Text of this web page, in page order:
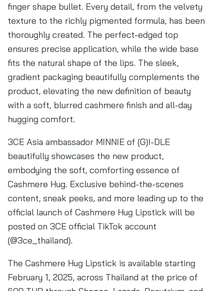
finger shape bullet. Every detail, from the velvety
texture to the richly pigmented formula, has been
thoroughly created. The perfect-edged top
ensures precise application, while the wide base
fits the natural shape of the lips. The sleek,
gradient packaging beautifully complements the
product, elevating the new definition of beauty
with a soft, blurred cashmere finish and all-day
hugging comfort.
3CE Asia ambassador MINNIE of (G)I-DLE
beautifully showcases the new product,
embodying the soft, comforting essence of
Cashmere Hug. Exclusive behind-the-scenes
content, sneak peeks, and more leading up to the
official launch of Cashmere Hug Lipstick will be
posted on 3CE official TikTok account
(@3ce_thailand).
The Cashmere Hug Lipstick is available starting
February 1, 2025, across Thailand at the price of